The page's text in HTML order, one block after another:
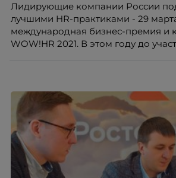
Лидирующие компании России
лучшими HR-практиками - 29
международная бизнес-премия и
WOW!HR 2021. В этом году до участия в премии